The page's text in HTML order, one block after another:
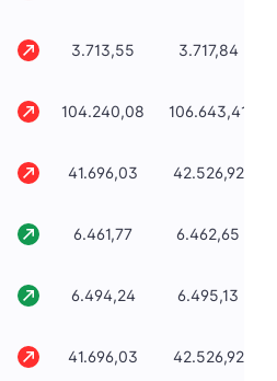
3.713,55 3.717,84
104.240,08 106.643,41
41.696,03 42.526,92
6.461,77 6.462,65
6.494,24 6.495,13
41.696,03 42.526,92